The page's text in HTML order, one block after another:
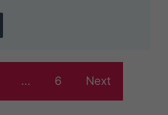
… 6 Next